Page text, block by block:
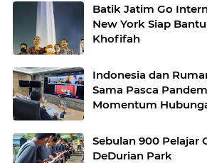
Batik Jatim Go
New York Siap Bantu Gubernur
Khofifah
Indonesia dan
Sama Pasca
Momentum
Sebulan 900 Pelajar
DeDurian Park